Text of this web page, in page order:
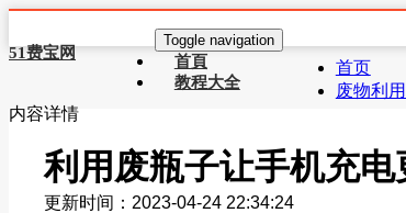
51费宝网
Toggle navigation
首頁
教程大全
首页
废物利
内容详情
利用废瓶子让手机充电
更新时间：2023-04-24 22:34:24